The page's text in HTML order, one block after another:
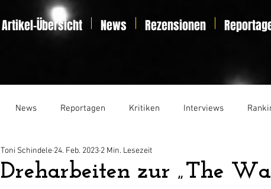
Artikel-Übersicht News Rezensionen
News Reportagen Kritiken Interviews
Home Entertainment Essay
Dreharbeiten zur „The
Toni Schindele 24. Feb. 2023 2 Min. Lesezeit